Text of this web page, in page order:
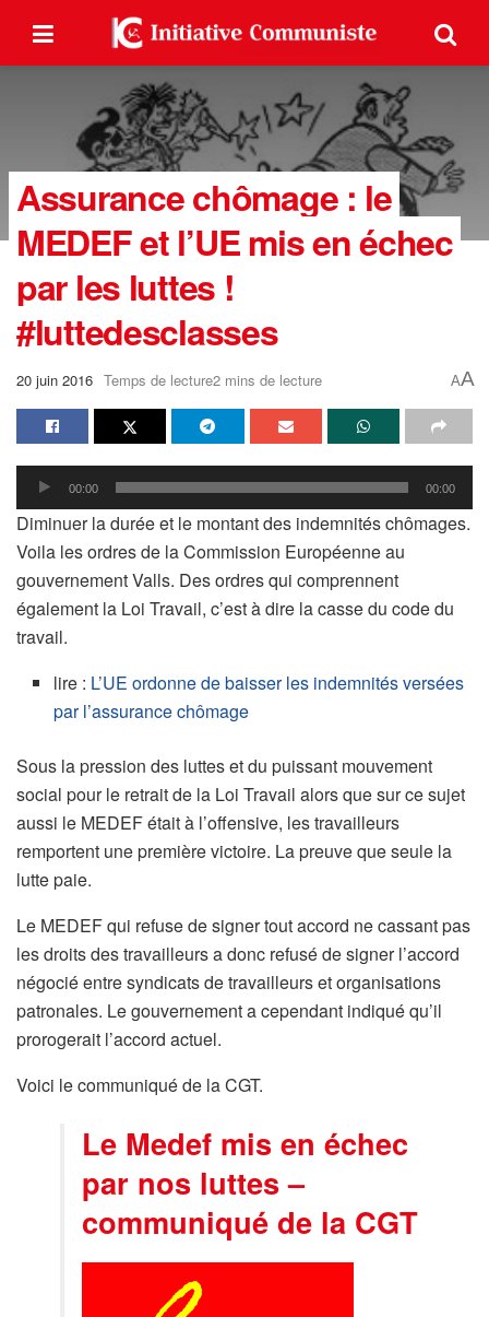
Assurance chômage : le
MEDEF et l’UE mis en échec
par les luttes !
#luttedesclasses
20 juin 2016 Temps de lecture2 mins de lecture AA
Lecteur
audio
00:00 00:00
Diminuer la durée et le montant des indemnités chômages.
Voila les ordres de la Commission Européenne au
gouvernement Valls. Des ordres qui comprennent
également la Loi Travail, c’est à dire la casse du code du
travail.
lire : L’UE ordonne de baisser les indemnités versées
par l’assurance chômage
Sous la pression des luttes et du puissant mouvement
social pour le retrait de la Loi Travail alors que sur ce sujet
aussi le MEDEF était à l’offensive, les travailleurs
remportent une première victoire. La preuve que seule la
lutte paie.
Le MEDEF qui refuse de signer tout accord ne cassant pas
les droits des travailleurs a donc refusé de signer l’accord
négocié entre syndicats de travailleurs et organisations
patronales. Le gouvernement a cependant indiqué qu’il
prorogerait l’accord actuel.
Voici le communiqué de la CGT.
Le Medef mis en échec
par nos luttes –
communiqué de la CGT